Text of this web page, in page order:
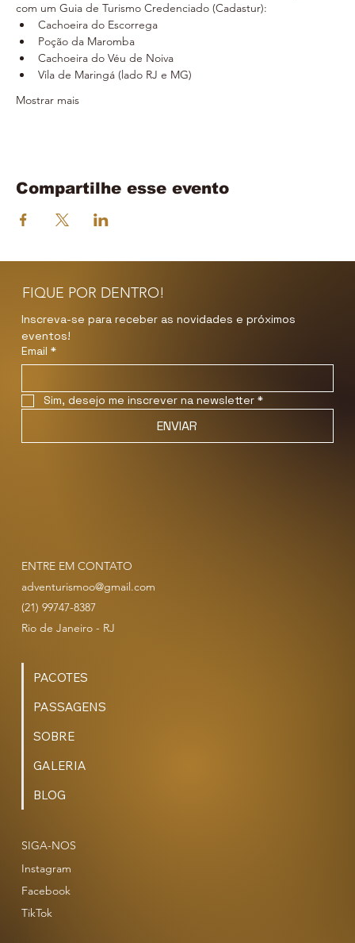
com um Guia de Turismo Credenciado (Cadastur):
Cachoeira do Escorrega
Poção da Maromba
Cachoeira do Véu de Noiva
Vila de Maringá (lado RJ e MG)
Mostrar mais
Compartilhe esse evento
FIQUE POR DENTRO!
Inscreva-se para receber as novidades e próximos
eventos!
Email *
Sim, desejo me inscrever na newsletter *
ENVIAR
ENTRE EM CONTATO
adventurismoo@gmail.com
(21) 99747-8387
Rio de Janeiro - RJ
SIGA-NOS
Instagram
Facebook
TikTok
PACOTES
PASSAGENS
SOBRE
GALERIA
BLOG